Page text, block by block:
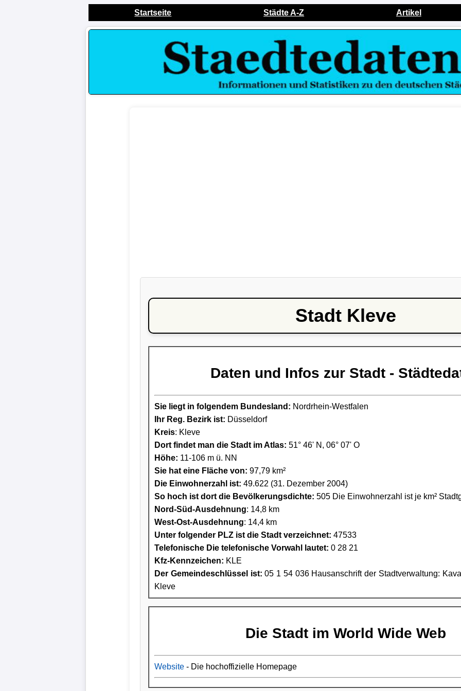
Startseite Städte A-Z Artikel
Stadt Kleve
Daten und Infos zur Stadt -
Sie liegt in folgendem Bundesland: Nordrhein-Westfalen
Ihr Reg. Bezirk ist: Düsseldorf
Kreis: Kleve
Dort findet man die Stadt im Atlas: 51° 46' N, 06° 07' O
Höhe: 11-106 m ü. NN
Sie hat eine Fläche von: 97,79 km²
Die Einwohnerzahl ist: 49.622 (31. Dezember 2004)
So hoch ist dort die Bevölkerungsdichte: 505 Die Einwohnerzahl ist je km²
Nord-Süd-Ausdehnung: 14,8 km
West-Ost-Ausdehnung: 14,4 km
Unter folgender PLZ ist die Stadt verzeichnet: 47533
Telefonische Die telefonische Vorwahl lautet: 0 28 21
Kfz-Kennzeichen: KLE
Der Gemeindeschlüssel ist: 05 1 54 036 Hausanschrift der Stadtverwaltung:
Kleve
Die Stadt im World Wide Web
Website - Die hochoffizielle Homepage